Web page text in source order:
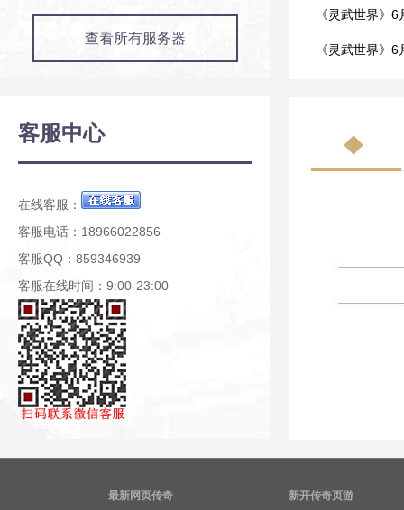
查看所有服务器
客服中心
在线客服：
客服电话：18966022856
客服QQ：859346939
客服在线时间：9:00-23:00
06-10
《灵武世界》
06-03
《灵武世界》
《灵武世界》
最新网页传奇
新开传奇页游